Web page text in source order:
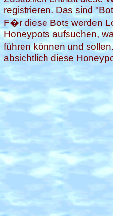
registrieren. Das sind
F�r diese Bots werden
Honeypots aufsuchen,
führen können und
absichtlich diese